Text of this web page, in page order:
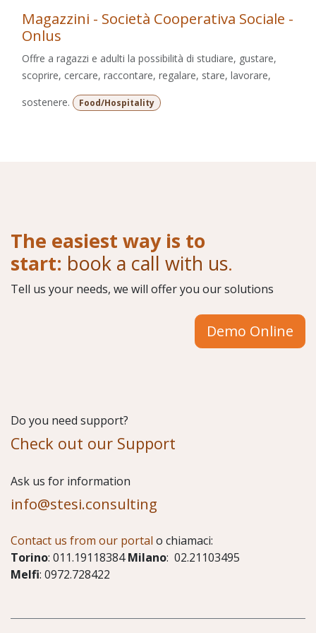
Magazzini - Società Cooperativa Sociale -
Onlus
Offre a ragazzi e adulti la possibilità di studiare, gustare,
scoprire, cercare, raccontare, regalare, stare, lavorare,
sostenere.
Food/Hospitality
The easiest way is to
start: book a call with us.
Tell us your needs, we will offer you our solutions
Demo Online
Do you need support?
Check out our Support
​Ask us for information
info@stesi.consulting
Contact us from our portal o chiamaci:
Torino: 011.19118384Milano: 02.21103495
Melfi: 0972.728422